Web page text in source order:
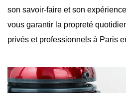
son savoir-faire et son
vous garantir la propreté
privés et professionnels à Paris